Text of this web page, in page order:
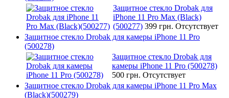
Защитное стекло Drobak для
iPhone 11 Pro Max (Black)
(500277) 399 грн. Отсутствует
Защитное стекло Drobak для камеры iPhone 11 Pro
(500278)
Защитное стекло Drobak для
камеры iPhone 11 Pro (500278)
500 грн. Отсутствует
Защитное стекло Drobak для камеры iPhone 11 Pro Max
(Black)(500279)